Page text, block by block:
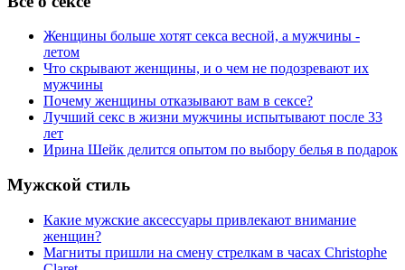
Женщины больше хотят секса весной, а мужчины -
летом
Что скрывают женщины, и о чем не подозревают их
мужчины
Почему женщины отказывают вам в сексе?
Лучший секс в жизни мужчины испытывают после 33
лет
Ирина Шейк делится опытом по выбору белья в подарок
Мужской стиль
Какие мужские аксессуары привлекают внимание
женщин?
Магниты пришли на смену стрелкам в часах Christophe